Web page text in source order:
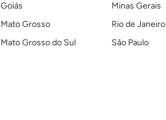
Goiás
Mato Grosso
Mato Grosso do Sul
Minas Gerais
Rio de Janeiro
São Paulo